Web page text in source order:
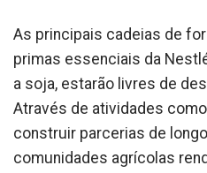
As principais cadeias de
primas essenciais da
a soja, estarão livres de
Através de atividades
construir parcerias de
comunidades agrícolas